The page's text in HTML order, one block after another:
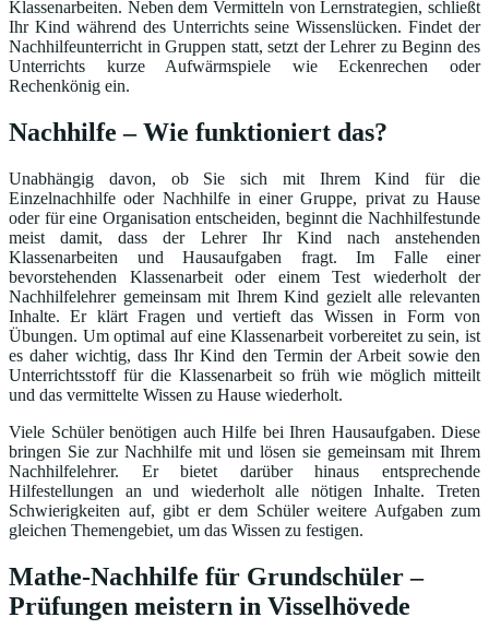
Klassenarbeiten. Neben dem Vermitteln von Lernstrategien, schließt
Ihr Kind während des Unterrichts seine Wissenslücken. Findet der
Nachhilfeunterricht in Gruppen statt, setzt der Lehrer zu Beginn des
Unterrichts kurze Aufwärmspiele wie Eckenrechen oder
Rechenkönig ein.
Nachhilfe – Wie funktioniert das?
Unabhängig davon, ob Sie sich mit Ihrem Kind für die
Einzelnachhilfe oder Nachhilfe in einer Gruppe, privat zu Hause
oder für eine Organisation entscheiden, beginnt die Nachhilfestunde
meist damit, dass der Lehrer Ihr Kind nach anstehenden
Klassenarbeiten und Hausaufgaben fragt. Im Falle einer
bevorstehenden Klassenarbeit oder einem Test wiederholt der
Nachhilfelehrer gemeinsam mit Ihrem Kind gezielt alle relevanten
Inhalte. Er klärt Fragen und vertieft das Wissen in Form von
Übungen. Um optimal auf eine Klassenarbeit vorbereitet zu sein, ist
es daher wichtig, dass Ihr Kind den Termin der Arbeit sowie den
Unterrichtsstoff für die Klassenarbeit so früh wie möglich mitteilt
und das vermittelte Wissen zu Hause wiederholt.
Viele Schüler benötigen auch Hilfe bei Ihren Hausaufgaben. Diese
bringen Sie zur Nachhilfe mit und lösen sie gemeinsam mit Ihrem
Nachhilfelehrer. Er bietet darüber hinaus entsprechende
Hilfestellungen an und wiederholt alle nötigen Inhalte. Treten
Schwierigkeiten auf, gibt er dem Schüler weitere Aufgaben zum
gleichen Themengebiet, um das Wissen zu festigen.
Mathe-Nachhilfe für Grundschüler –
Prüfungen meistern in Visselhövede